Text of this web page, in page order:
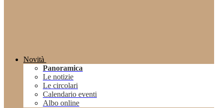
Novità
Panoramica
Le notizie
Le circolari
Calendario eventi
Albo online